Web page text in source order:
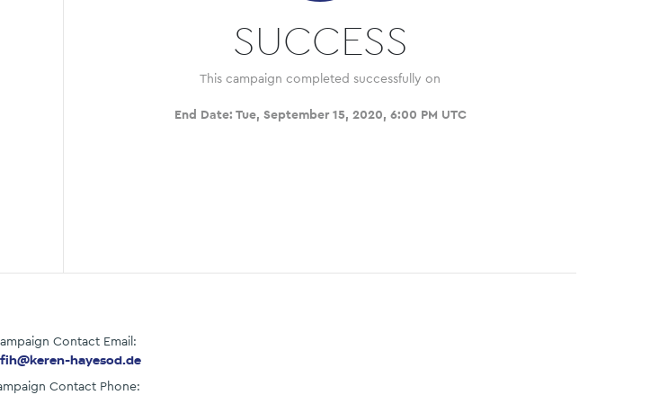
SUCCESS
This campaign completed successfully on
End Date: Tue, September 15, 2020, 6:00 PM UTC
Contact Email:
hayesod.de
Contact Phone: